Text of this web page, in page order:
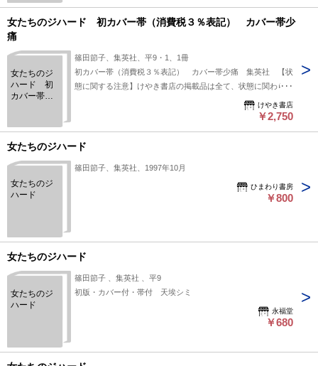
（消費税
３％表
記） カバ
ー帯少痛
ではない（不可能な）為、状態欄の「中古品（並）」という表
に問題なく良好とお考え下さい。:
女たちのジハード 初カバー帯（消費税３％表記） カバー帯少
痛
女たちのジ
ハード 初
カバー帯
記） カバ
ー帯少痛
篠田節子、集英社、平9・1、1冊
初カバー帯（消費税３％表記） カバー帯少痛 集英社 【状
態に関する注意】けやき書店の掲載品は全て、状態に関わらず
「中古品（並）」と表示されています。「日本の古本屋」は６
段階の「状態」表記が必須となりましたが、当店の扱う商品の
状態欄の「中古品（並）」という表現は考慮にいれないで下さ
下さい。状態表記の無いものは特に問題なく良好とお考え下さ
けやき書店
￥2,750
女たちのジハード
女たちのジ
ハード
篠田節子、集英社、1997年10月
ひまわり書房
￥800
女たちのジハード
女たちのジ
ハード
篠田節子 、集英社 、平9
初版・カバー付・帯付 天埃シミ
永福堂
￥680